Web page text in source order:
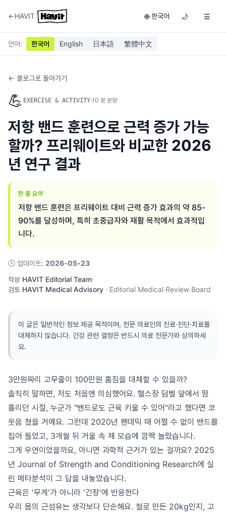
←HAVIT 🌐 한국어 🌙 ☰
언어: 한국어 English 日本語 繁體中文
← 블로그로 돌아가기
💪 EXERCISE & ACTIVITY·10 분 분량
저항 밴드 훈련으로 근력 증가 가능
할까? 프리웨이트와 비교한 2026
년 연구 결과
한 줄 요약
저항 밴드 훈련은 프리웨이트 대비 근력 증가 효과의 약 85-
90%를 달성하며, 특히 초중급자와 재활 목적에서 효과적입
니다.
🕓 업데이트: 2026-05-23
작성 HAVIT Editorial Team·
검토 HAVIT Medical Advisory · Editorial Medical Review Board
이 글은 일반적인 정보 제공 목적이며, 전문 의료인의 진료·진단·치료를
대체하지 않습니다. 건강 관련 결정은 반드시 의료 전문가와 상의하세
요.
3만원짜리 고무줄이 100만원 홈짐을 대체할 수 있을까?
솔직히 말하면, 저도 처음엔 의심했어요. 헬스장 덤벨 앞에서 땀
흘리던 시절, 누군가 "밴드로도 근육 키울 수 있어"라고 했다면 코
웃음 쳤을 거예요. 그런데 2020년 팬데믹 때 어쩔 수 없이 밴드를
집어 들었고, 3개월 뒤 거울 속 제 모습에 깜짝 놀랐습니다.
그게 우연이었을까요, 아니면 과학적 근거가 있는 걸까요? 2025
년 Journal of Strength and Conditioning Research에 실
린 메타분석이 그 답을 내놓았습니다.
근육은 '무게'가 아니라 '긴장'에 반응한다
우리 몸의 근섬유는 생각보다 단순해요. 철로 만든 20kg인지, 고